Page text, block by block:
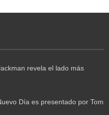
revela el lado más
Día es presentado por Tom